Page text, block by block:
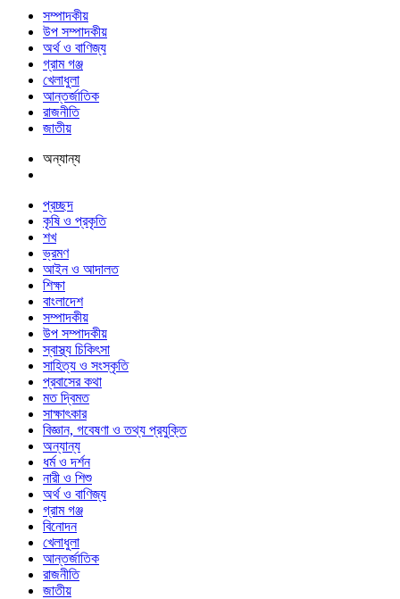
সম্পাদকীয়
উপ সম্পাদকীয়
অর্থ ও বাণিজ্য
গ্রাম গঞ্জ
খেলাধুলা
আন্তর্জাতিক
রাজনীতি
জাতীয়
অন্যান্য
প্রচ্ছদ
কৃষি ও প্রকৃতি
শখ
ভ্রমণ
আইন ও আদালত
শিক্ষা
বাংলাদেশ
সম্পাদকীয়
উপ সম্পাদকীয়
স্বাস্থ্য চিকিৎসা
সাহিত্য ও সংস্কৃতি
প্রবাসের কথা
মত দ্বিমত
সাক্ষাৎকার
বিজ্ঞান, গবেষণা ও তথ্য প্রযুক্তি
অন্যান্য
ধর্ম ও দর্শন
নারী ও শিশু
অর্থ ও বাণিজ্য
গ্রাম গঞ্জ
বিনোদন
খেলাধুলা
আন্তর্জাতিক
রাজনীতি
জাতীয়